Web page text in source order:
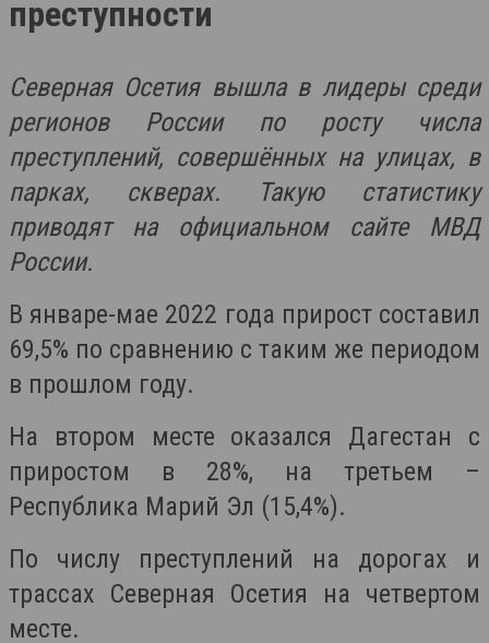
преступности
Северная Осетия вышла в лидеры среди
регионов России по росту числа
преступлений, совершённых на улицах, в
парках, скверах. Такую статистику
приводят на официальном сайте МВД
России.
В январе-мае 2022 года прирост составил
69,5% по сравнению с таким же периодом
в прошлом году.
На втором месте оказался Дагестан с
приростом в 28%, на третьем –
Республика Марий Эл (15,4%).
По числу преступлений на дорогах и
трассах Северная Осетия на четвертом
месте.